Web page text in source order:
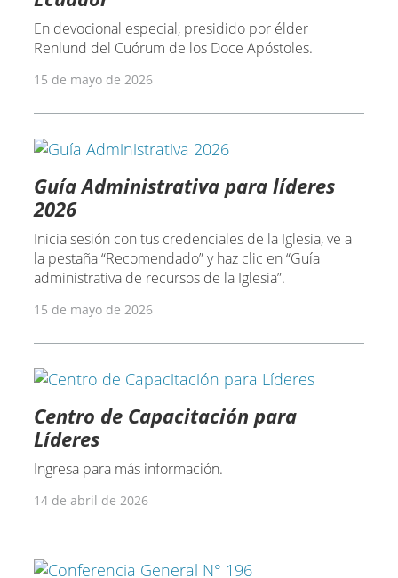
En devocional especial, presidido por élder
Renlund del Cuórum de los Doce Apóstoles.
15 de mayo de 2026
Guía Administrativa para líderes
2026
Inicia sesión con tus credenciales de la Iglesia, ve a
la pestaña “Recomendado” y haz clic en “Guía
administrativa de recursos de la Iglesia”.
15 de mayo de 2026
Centro de Capacitación para
Líderes
Ingresa para más información.
14 de abril de 2026